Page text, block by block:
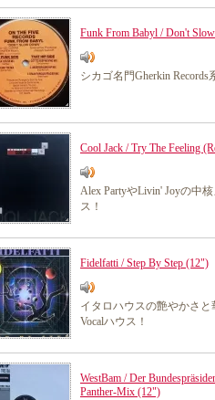
Funk From Babyl / Don't
シカゴ名門Gherkin
Cool Jack / Try The Feeling
Alex PartyやLivin' Joyの中
ス！
Fidelfatti / Step By Step (12")
イタロハウスの艶やかさ
Vocalハウス！
WestBam / Der
Panther-Mix (12")